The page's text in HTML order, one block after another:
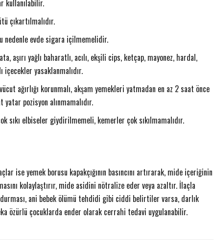
kullanılabilir.
çıkartılmalıdır.
nedenle evde sigara içilmemelidir.
aşırı yağlı baharatlı, acılı, ekşili cips, ketçap, mayonez, hardal,
içecekler yasaklanmalıdır.
ağırlığı korunmalı, akşam yemekleri yatmadan en az 2 saat önce
pozisyon alınmamalıdır.
sıkı elbiseler giydirilmemeli, kemerler çok sıkılmamalıdır.
ise yemek borusu kapakçığının basıncını artırarak, mide içeriğinin
kolaylaştırır, mide asidini nötralize eder veya azaltır. İlaçla
durması, ani bebek ölümü tehdidi gibi ciddi belirtiler varsa, darlık
özürlü çocuklarda ender olarak cerrahi tedavi uygulanabilir.